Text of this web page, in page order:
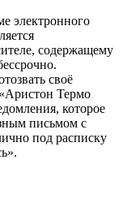
электронного
содержащему
своё
Термо
которое
письмом с
под расписку